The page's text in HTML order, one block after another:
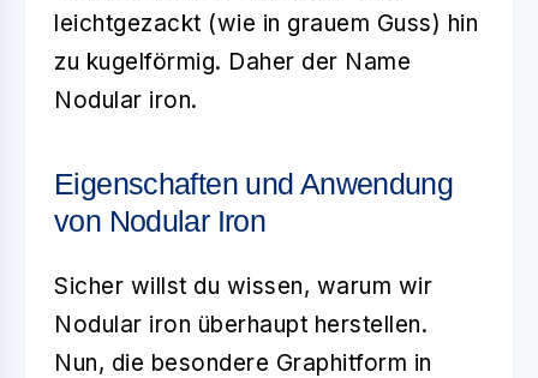
leichtgezackt (wie in grauem Guss) hin
zu kugelförmig. Daher der Name
Nodular iron.
Eigenschaften und Anwendung
von Nodular Iron
Sicher willst du wissen, warum wir
Nodular iron überhaupt herstellen.
Nun, die besondere Graphitform in